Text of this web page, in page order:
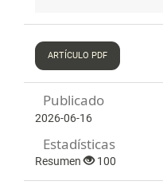
ARTÍCULO PDF
Publicado
2026-06-16
Estadísticas
Resumen 100